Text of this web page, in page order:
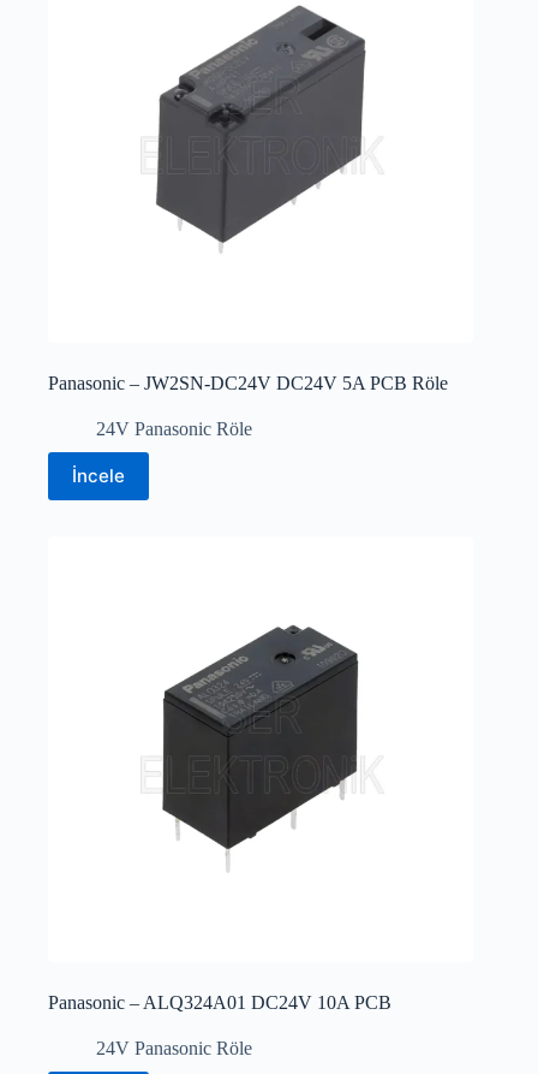
Panasonic – JW2SN-DC24V DC24V 5A PCB Röle
24V Panasonic Röle
İncele
Panasonic – ALQ324A01 DC24V 10A PCB
24V Panasonic Röle